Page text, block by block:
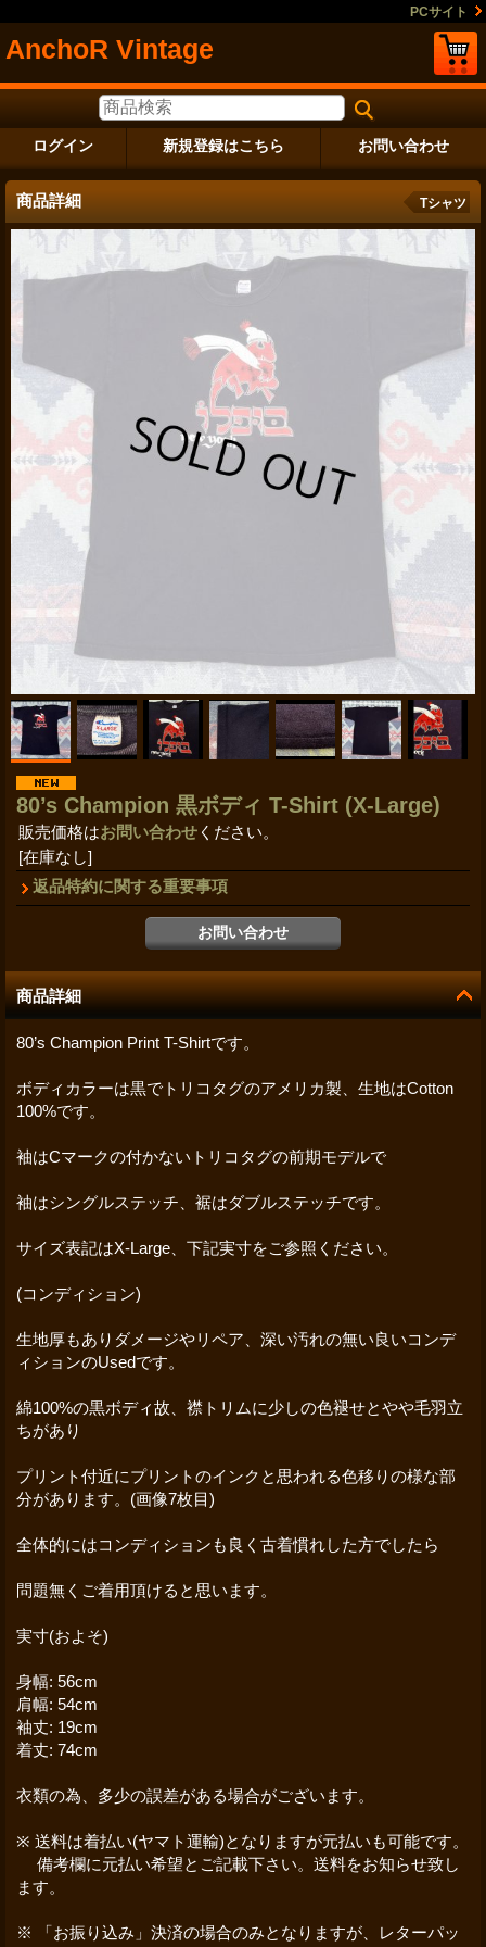
PCサイト
AnchoR Vintage
ログイン 新規登録はこちら お問い合わせ
商品詳細 Tシャツ
80’s Champion 黒ボディ T-Shirt (X-Large)
販売価格はお問い合わせ ください。
[在庫なし]
返品特約に関する重要事項
商品詳細
80’s Champion Print T-Shirtです。
ボディカラーは黒でトリコタグのアメリカ製、生地はCotton
100%です。
袖はCマークの付かないトリコタグの前期モデルで
袖はシングルステッチ、裾はダブルステッチです。
サイズ表記はX-Large、下記実寸をご参照ください。
(コンディション)
生地厚もありダメージやリペア、深い汚れの無い良いコンデ
ィションのUsedです。
綿100%の黒ボディ故、襟トリムに少しの色褪せとやや毛羽立
ちがあり
プリント付近にプリントのインクと思われる色移りの様な部
分があります。(画像7枚目)
全体的にはコンディションも良く古着慣れした方でしたら
問題無くご着用頂けると思います。
実寸(およそ)
身幅: 56cm
肩幅: 54cm
袖丈: 19cm
着丈: 74cm
衣類の為、多少の誤差がある場合がございます。
※ 送料は着払い(ヤマト運輸)となりますが元払いも可能です。
備考欄に元払い希望とご記載下さい。送料をお知らせ致し
ます。
※ 「お振り込み」決済の場合のみとなりますが、レターパッ